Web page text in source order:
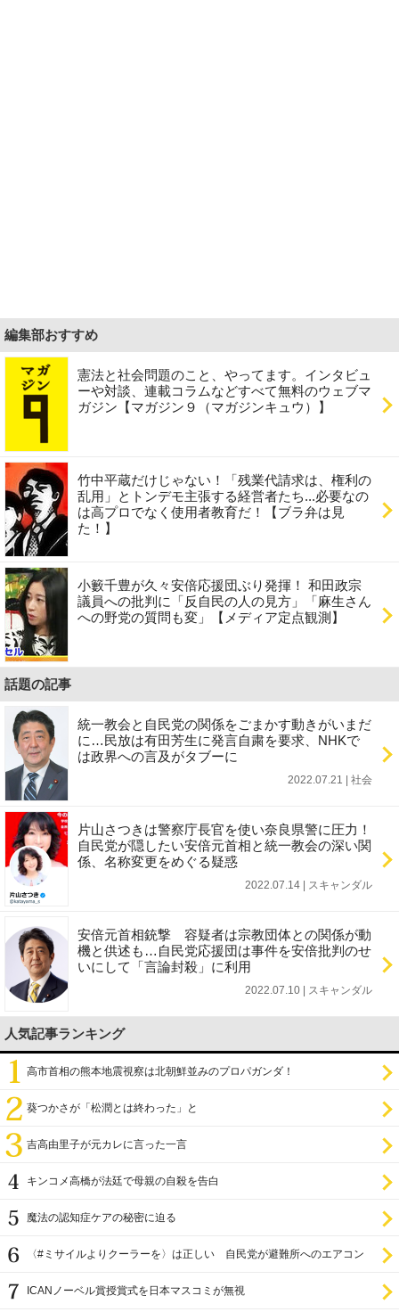
編集部おすすめ
憲法と社会問題のこと、やってます。インタビュ
ーや対談、連載コラムなどすべて無料のウェブマ
ガジン【マガジン９（マガジンキュウ）】
竹中平蔵だけじゃない！「残業代請求は、権利の
乱用」とトンデモ主張する経営者たち...必要なの
は高プロでなく使用者教育だ！【ブラ弁は見
た！】
小籔千豊が久々安倍応援団ぶり発揮！ 和田政宗
議員への批判に「反自民の人の見方」「麻生さん
への野党の質問も変」【メディア定点観測】
話題の記事
統一教会と自民党の関係をごまかす動きがいまだ
に…民放は有田芳生に発言自粛を要求、NHKで
は政界への言及がタブーに
2022.07.21 | 社会
片山さつきは警察庁長官を使い奈良県警に圧力！
自民党が隠したい安倍元首相と統一教会の深い関
係、名称変更をめぐる疑惑
2022.07.14 | スキャンダル
安倍元首相銃撃 容疑者は宗教団体との関係が動
機と供述も…自民党応援団は事件を安倍批判のせ
いにして「言論封殺」に利用
2022.07.10 | スキャンダル
人気記事ランキング
高市首相の熊本地震視察は北朝鮮並みのプロパガンダ！
葵つかさが「松潤とは終わった」と
吉高由里子が元カレに言った一言
キンコメ高橋が法廷で母親の自殺を告白
魔法の認知症ケアの秘密に迫る
〈#ミサイルよりクーラーを〉は正しい 自民党が避難所へのエアコン
ICANノーベル賞授賞式を日本マスコミが無視